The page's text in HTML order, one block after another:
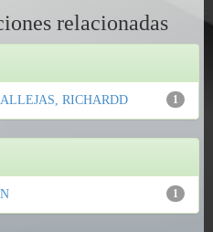
relacionadas
1
RICHARDD
1